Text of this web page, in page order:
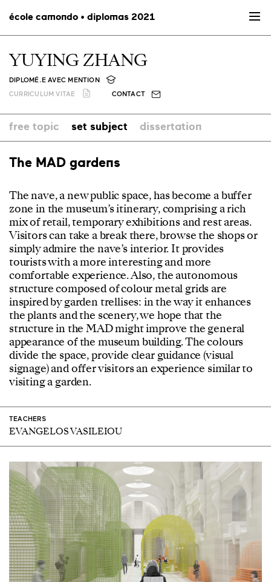
école camondo • diplomas 2021
YUYING ZHANG
DIPLOMÉ.E AVEC MENTION
CURRICULUM VITAE CONTACT
free topic set subject dissertation
The MAD gardens
The nave, a new public space, has become a buffer
zone in the museum’s itinerary, comprising a rich
mix of retail, temporary exhibitions and rest areas.
Visitors can take a break there, browse the shops or
simply admire the nave’s interior. It provides
tourists with a more interesting and more
comfortable experience. Also, the autonomous
structure composed of colour metal grids are
inspired by garden trellises: in the way it enhances
the plants and the scenery, we hope that the
structure in the MAD might improve the general
appearance of the museum building. The colours
divide the space, provide clear guidance (visual
signage) and offer visitors an experience similar to
visiting a garden.
TEACHERS
EVANGELOS VASILEIOU